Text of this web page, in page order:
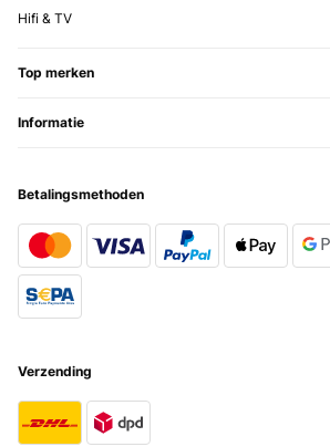
Hifi & TV
Top merken
Informatie
Betalingsmethoden
Verzending